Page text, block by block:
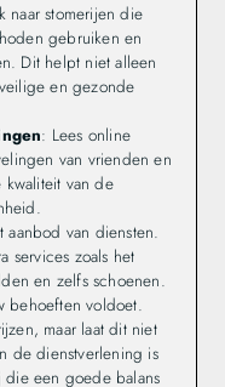
naar stomerijen die
gebruiken en
Dit helpt niet alleen
en gezonde
: Lees online
van vrienden en
van de
aanbod van diensten.
services zoals het
en zelfs schoenen.
behoeften voldoet.
maar laat dit niet
de dienstverlening is
die een goede balans